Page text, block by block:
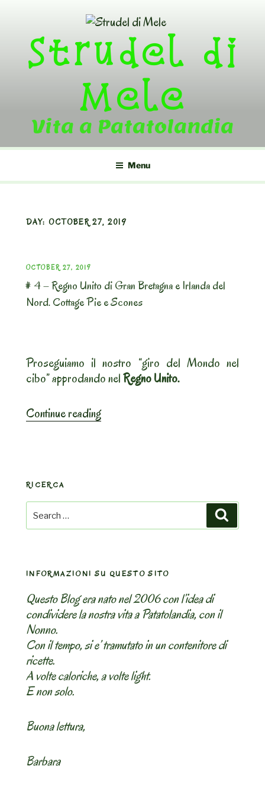
contentStrudel di
Mele
Vita a Patatolandia
Menu
DAY: OCTOBER 27, 2019
POSTED
ON
OCTOBER 27, 2019
# 4 – Regno Unito di Gran Bretagna e Irlanda del
Nord. Cottage Pie e Scones
Proseguiamo il nostro “giro del Mondo nel
cibo” approdando nelRegno Unito.
Continue reading“#
Gran
del
Nord.
Cottage
Pie
Scones”
RICERCA
Search
for:
INFORMAZIONI SU QUESTO SITO
Questo Blog era nato nel 2006 con l’idea di
condividere la nostra vita a Patatolandia, con il
Nonno.
Con il tempo, si e’ tramutato in un contenitore di
ricette.
A volte caloriche, a volte light.
E non solo.
Buona lettura,
Barbara